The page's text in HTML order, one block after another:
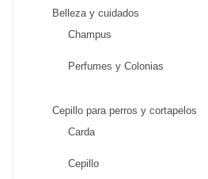
Belleza y cuidados
Champus
Perfumes y Colonias
Cepillo para perros y cortapelos
Carda
Cepillo